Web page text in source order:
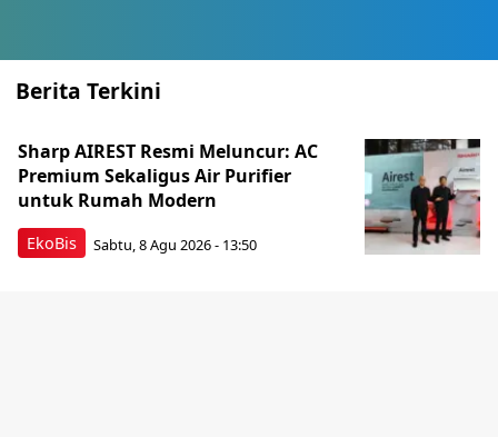
Berita Terkini
EkoBis
Sharp AIREST Resmi Meluncur: AC
Premium Sekaligus Air Purifier
untuk Rumah Modern
Sabtu, 8 Agu 2026 - 13:50